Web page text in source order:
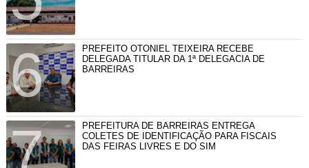
PREFEITO OTONIEL TEIXEIRA RECEBE
DELEGADA TITULAR DA 1ª DELEGACIA DE
BARREIRAS
PREFEITURA DE BARREIRAS ENTREGA
COLETES DE IDENTIFICAÇÃO PARA FISCAIS
DAS FEIRAS LIVRES E DO SIM